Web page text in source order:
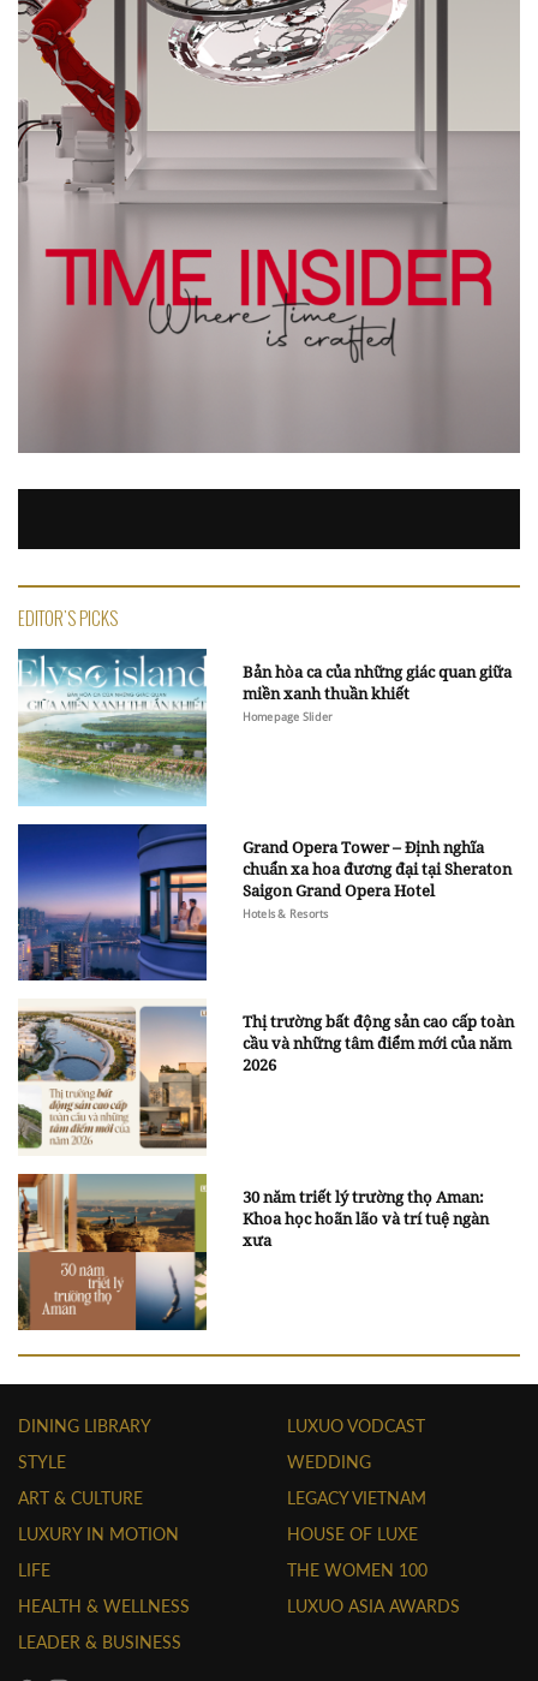
EDITOR'S PICKS
Bản hòa ca của những giác quan giữa
miền xanh thuần khiết
Homepage Slider
Grand Opera Tower – Định nghĩa
chuẩn xa hoa đương đại tại Sheraton
Saigon Grand Opera Hotel
Hotels & Resorts
Thị trường bất động sản cao cấp toàn
cầu và những tâm điểm mới của năm
2026
30 năm triết lý trường thọ Aman:
Khoa học hoãn lão và trí tuệ ngàn
xưa
DINING LIBRARY
STYLE
ART & CULTURE
LUXURY IN MOTION
LIFE
HEALTH & WELLNESS
LEADER & BUSINESS
LUXUO VODCAST
WEDDING
LEGACY VIETNAM
HOUSE OF LUXE
THE WOMEN 100
LUXUO ASIA AWARDS